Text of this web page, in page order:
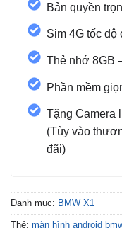
Bản quyền
Sim 4G tốc độ
Thẻ nhớ 8GB
Phần mềm
Tặng Camera
(Tùy vào
đãi)
Danh mục: BMW X1
Thẻ: màn hình android